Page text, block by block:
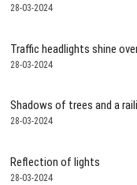
28-03-2024
Traffic headlights shine
28-03-2024
Shadows of trees and a
28-03-2024
Reflection of lights
28-03-2024